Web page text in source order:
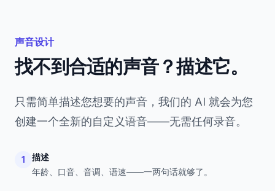
声音设计
找不到合适的声音？描述它。
只需简单描述您想要的声音，我们的 AI 就会为您
创建一个全新的自定义语音——无需任何录音。
1
描述
年龄、口音、音调、语速——一两句话就够了。